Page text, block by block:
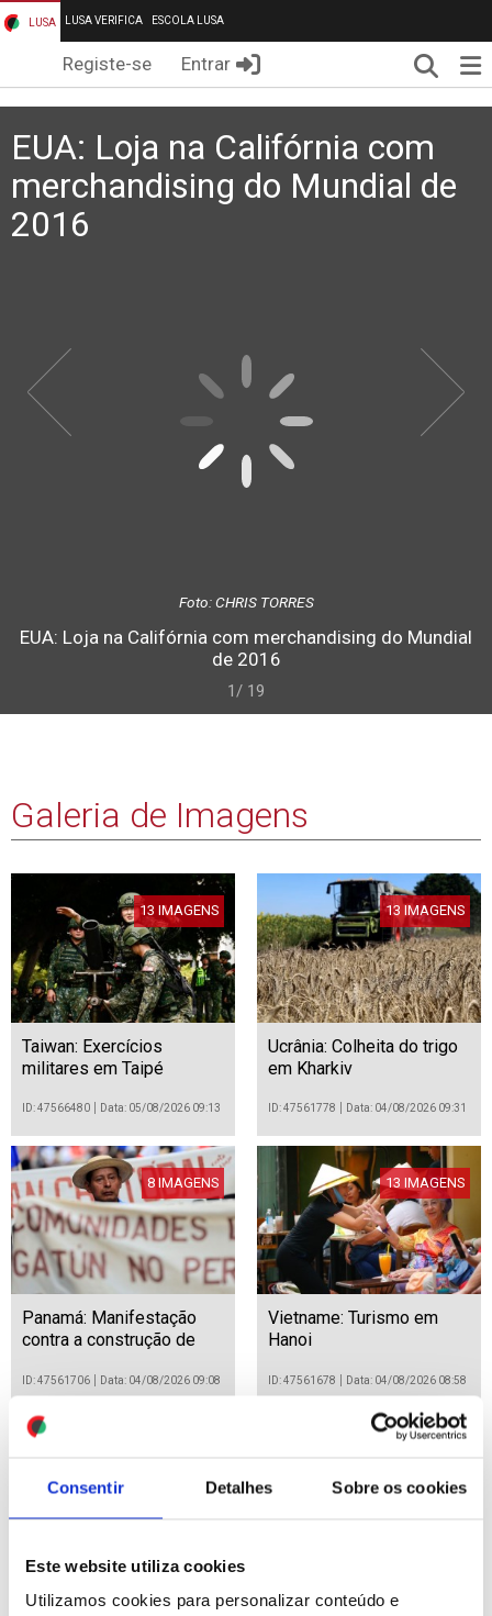
Consentir Detalhes Sobre os cookies
Este website utiliza cookies
Utilizamos cookies para personalizar conteúdo e
LUSA LUSA VERIFICA ESCOLA LUSA
Registe-se Entrar
EUA: Loja na Califórnia com
merchandising do Mundial de
2016
Foto: CHRIS TORRES
EUA: Loja na Califórnia com merchandising do Mundial
de 2016
1/ 19
Galeria de Imagens
13 IMAGENS
Taiwan: Exercícios
militares em Taipé
ID: 47566480 Data: 05/08/2026 09:13
13 IMAGENS
Ucrânia: Colheita do trigo
em Kharkiv
ID: 47561778 Data: 04/08/2026 09:31
8 IMAGENS
Panamá: Manifestação
contra a construção de
Índio
ID: 47561706 Data: 04/08/2026 09:08
13 IMAGENS
Vietname: Turismo em
Hanoi
ID: 47561678 Data: 04/08/2026 08:58
República Checa: Calor
Caxemira: Declínio da